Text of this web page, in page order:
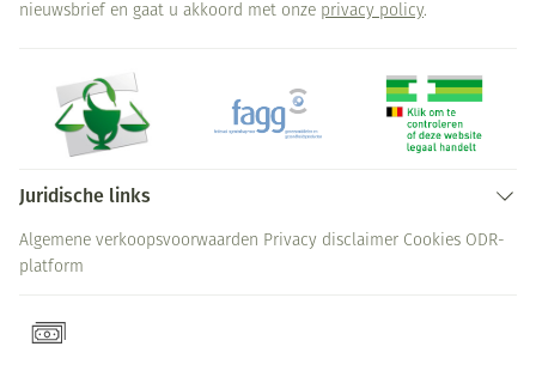
nieuwsbrief en gaat u akkoord met onze privacy policy.
Juridische links
Algemene verkoopsvoorwaarden Privacy disclaimer Cookies ODR-
platform